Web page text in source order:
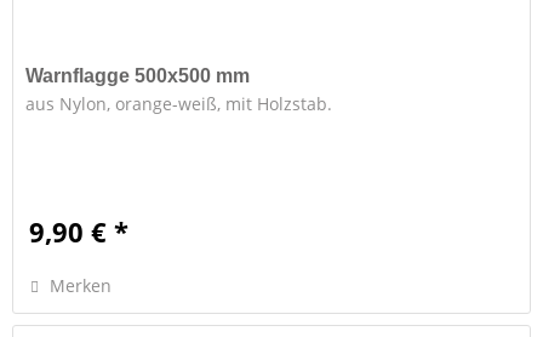
Warnflagge 500x500 mm
aus Nylon, orange-weiß, mit Holzstab.
9,90 € *
Merken